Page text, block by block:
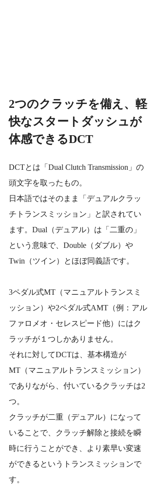
2つのクラッチを備え、軽
快なスタートダッシュが
体感できるDCT
DCTとは「Dual Clutch Transmission」の
頭文字を取ったもの。
日本語ではそのまま「デュアルクラッ
チトランスミッション」と訳されてい
ます。Dual（デュアル）は「二重の」
という意味で、Double（ダブル）や
Twin（ツイン）とほぼ同義語です。
3ペダル式MT（マニュアルトランスミ
ッション）や2ペダル式AMT（例：アル
ファロメオ・セレスピード他）にはク
ラッチが１つしかありません。
それに対してDCTは、基本構造が
MT（マニュアルトランスミッション）
でありながら、付いているクラッチは2
つ。
クラッチが二重（デュアル）になって
いることで、クラッチ解除と接続を瞬
時に行うことができ、より素早い変速
ができるというトランスミッションで
す。